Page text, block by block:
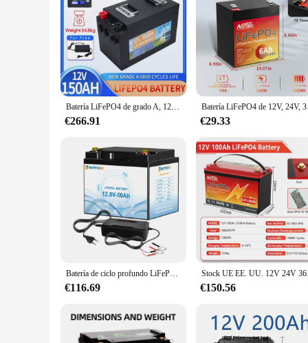
deep cycle design also ensures that the battery maintains
Batería LiFePO4 de grado A, 12V, 150Ah, 200Ah, BMS incorporado, más de 6000 ciclos profundos, paquete de celdas recargables de fosfato de hierro y litio, sin impuestos
€266.91
Batería
€29.33
Batería de ciclo profundo LiFePO4 para autocaravanas, campistas, Motor de arrastre marino, 12,8 V, 50Ah, 100Ah, 120AH, 200Ah, libre de impuestos, UE, EE. UU.
€116.69
Stock UE EE.
€150.56